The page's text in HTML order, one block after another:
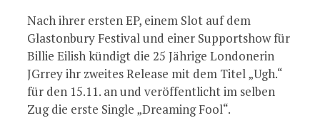
Nach ihrer ersten EP, einem Slot auf dem
Glastonbury Festival und einer Supportshow für
Billie Eilish kündigt die 25 Jährige Londonerin
JGrrey ihr zweites Release mit dem Titel „Ugh.“
für den 15.11. an und veröffentlicht im selben
Zug die erste Single „Dreaming Fool“.